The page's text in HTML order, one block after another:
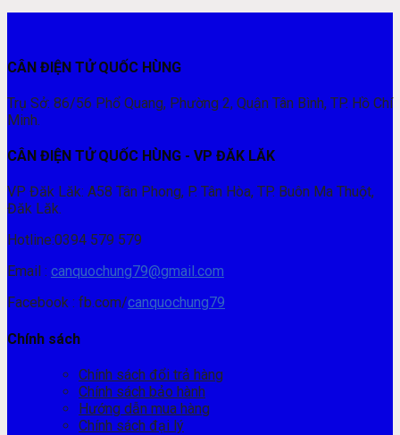
CÂN ĐIỆN TỬ QUỐC HÙNG
Trụ Sở: 86/56 Phổ Quang, Phường 2, Quận Tân Bình, TP. Hồ Chí
Minh.
CÂN ĐIỆN TỬ QUỐC HÙNG - VP ĐĂK LĂK
VP Đăk Lăk: A58 Tân Phong, P. Tân Hòa, TP. Buôn Ma Thuột,
Đăk Lăk.
Hotline:0394 579 579
Email : canquochung79@gmail.com
Facebook : fb.com/canquochung79
Chính sách
Chính sách đổi trả hàng
Chính sách bảo hành
Hướng dẫn mua hàng
Chính sách đại lý